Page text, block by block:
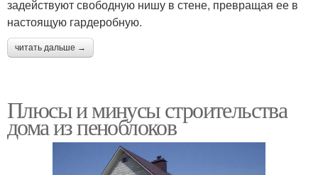
задействуют свободную нишу в стене, превращая ее в
настоящую гардеробную.
читать дальше →
Плюсы и минусы строительства
дома из пеноблоков